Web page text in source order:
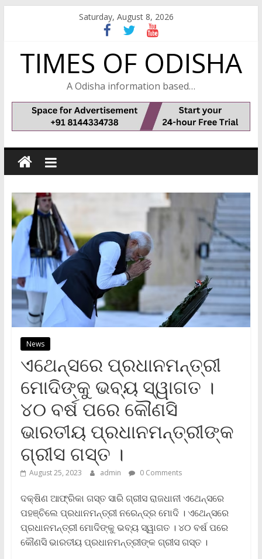
Saturday, August 8, 2026
TIMES OF ODISHA
A Odisha information based…
News
ଏଥେନ୍ସରେ ପ୍ରଧାନମନ୍ତ୍ରୀ
ମୋଦିଙ୍କୁ ଭବ୍ୟ ସ୍ୱାଗତ ।
୪୦ ବର୍ଷ ପରେ କୌଣସି
ଭାରତୀୟ ପ୍ରଧାନମନ୍ତ୍ରୀଙ୍କ
ଗ୍ରୀସ ଗସ୍ତ ।
August 25, 2023 admin 0 Comments
ଦକ୍ଷିଣ ଆଫ୍ରିକା ଗସ୍ତ ସାରି ଗ୍ରୀସ ରାଜଧାନୀ ଏଥେନ୍ସରେ
ପହଞ୍ଚିଲେ ପ୍ରଧାନମନ୍ତ୍ରୀ ନରେନ୍ଦ୍ର ମୋଦି । ଏଥେନ୍ସରେ
ପ୍ରଧାନମନ୍ତ୍ରୀ ମୋଦିଙ୍କୁ ଭବ୍ୟ ସ୍ୱାଗତ । ୪୦ ବର୍ଷ ପରେ
କୌଣସି ଭାରତୀୟ ପ୍ରଧାନମନ୍ତ୍ରୀଙ୍କ ଗ୍ରୀସ ଗସ୍ତ ।